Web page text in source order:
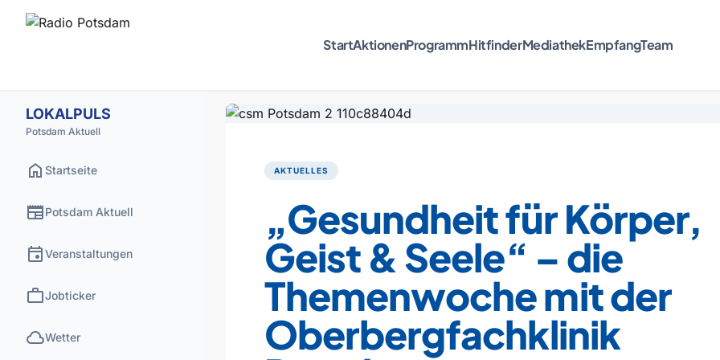
StartAktionenProgrammHitfinderMediathekEmpfangTeam
LOKALPULS
Potsdam Aktuell
home Startseite
newspaperPotsdam Aktuell
eventVeranstaltungen
workJobticker
cloudWetter
AKTUELLES
„Gesundheit für Körper,
Geist & Seele“ – die
Themenwoche mit der
Oberbergfachklinik